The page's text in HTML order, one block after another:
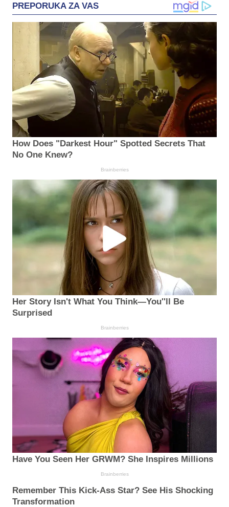
PREPORUKA ZA VAS
How Does "Darkest Hour" Spotted Secrets That
No One Knew?
Brainberries
Her Story Isn't What You Think—You''ll Be
Surprised
Brainberries
Have You Seen Her GRWM? She Inspires Millions
Brainberries
Remember This Kick-Ass Star? See His Shocking
Transformation